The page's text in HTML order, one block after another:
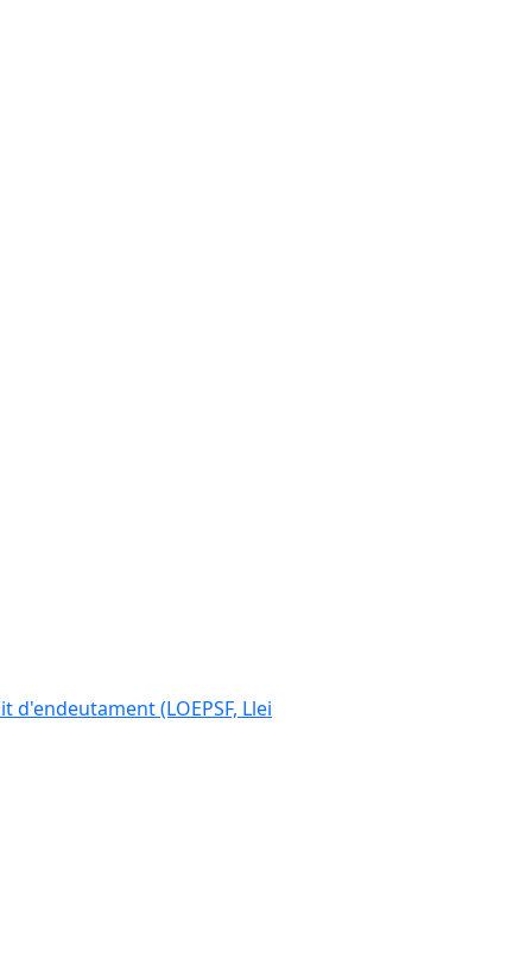
(LOEPSF, Llei